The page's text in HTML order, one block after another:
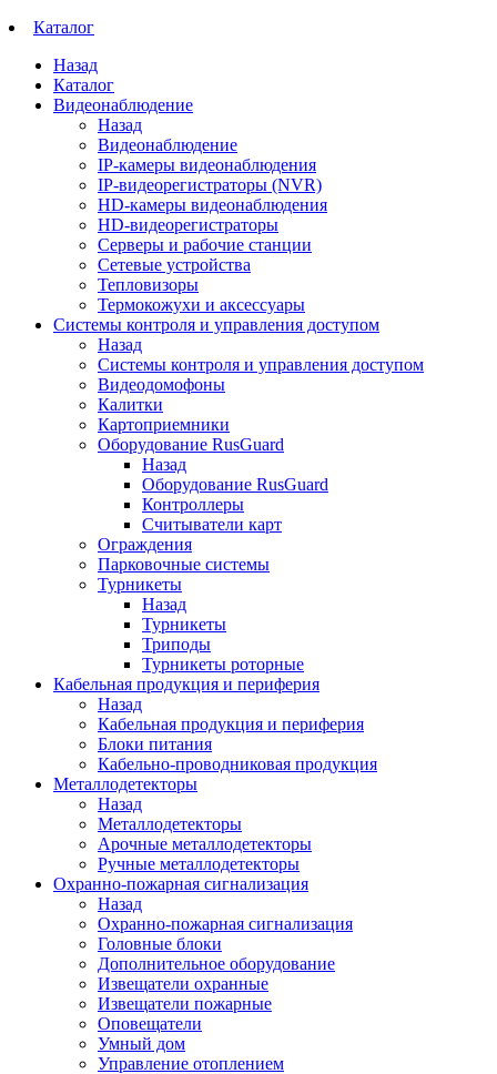
Каталог
Назад
Каталог
Видеонаблюдение
Назад
Видеонаблюдение
IP-камеры видеонаблюдения
IP-видеорегистраторы (NVR)
HD-камеры видеонаблюдения
HD-видеорегистраторы
Серверы и рабочие станции
Сетевые устройства
Тепловизоры
Термокожухи и аксессуары
Системы контроля и управления доступом
Назад
Системы контроля и управления доступом
Видеодомофоны
Калитки
Картоприемники
Оборудование RusGuard
Назад
Оборудование RusGuard
Контроллеры
Считыватели карт
Ограждения
Парковочные системы
Турникеты
Назад
Турникеты
Триподы
Турникеты роторные
Кабельная продукция и периферия
Назад
Кабельная продукция и периферия
Блоки питания
Кабельно-проводниковая продукция
Металлодетекторы
Назад
Металлодетекторы
Арочные металлодетекторы
Ручные металлодетекторы
Охранно-пожарная сигнализация
Назад
Охранно-пожарная сигнализация
Головные блоки
Дополнительное оборудование
Извещатели охранные
Извещатели пожарные
Оповещатели
Умный дом
Управление отоплением